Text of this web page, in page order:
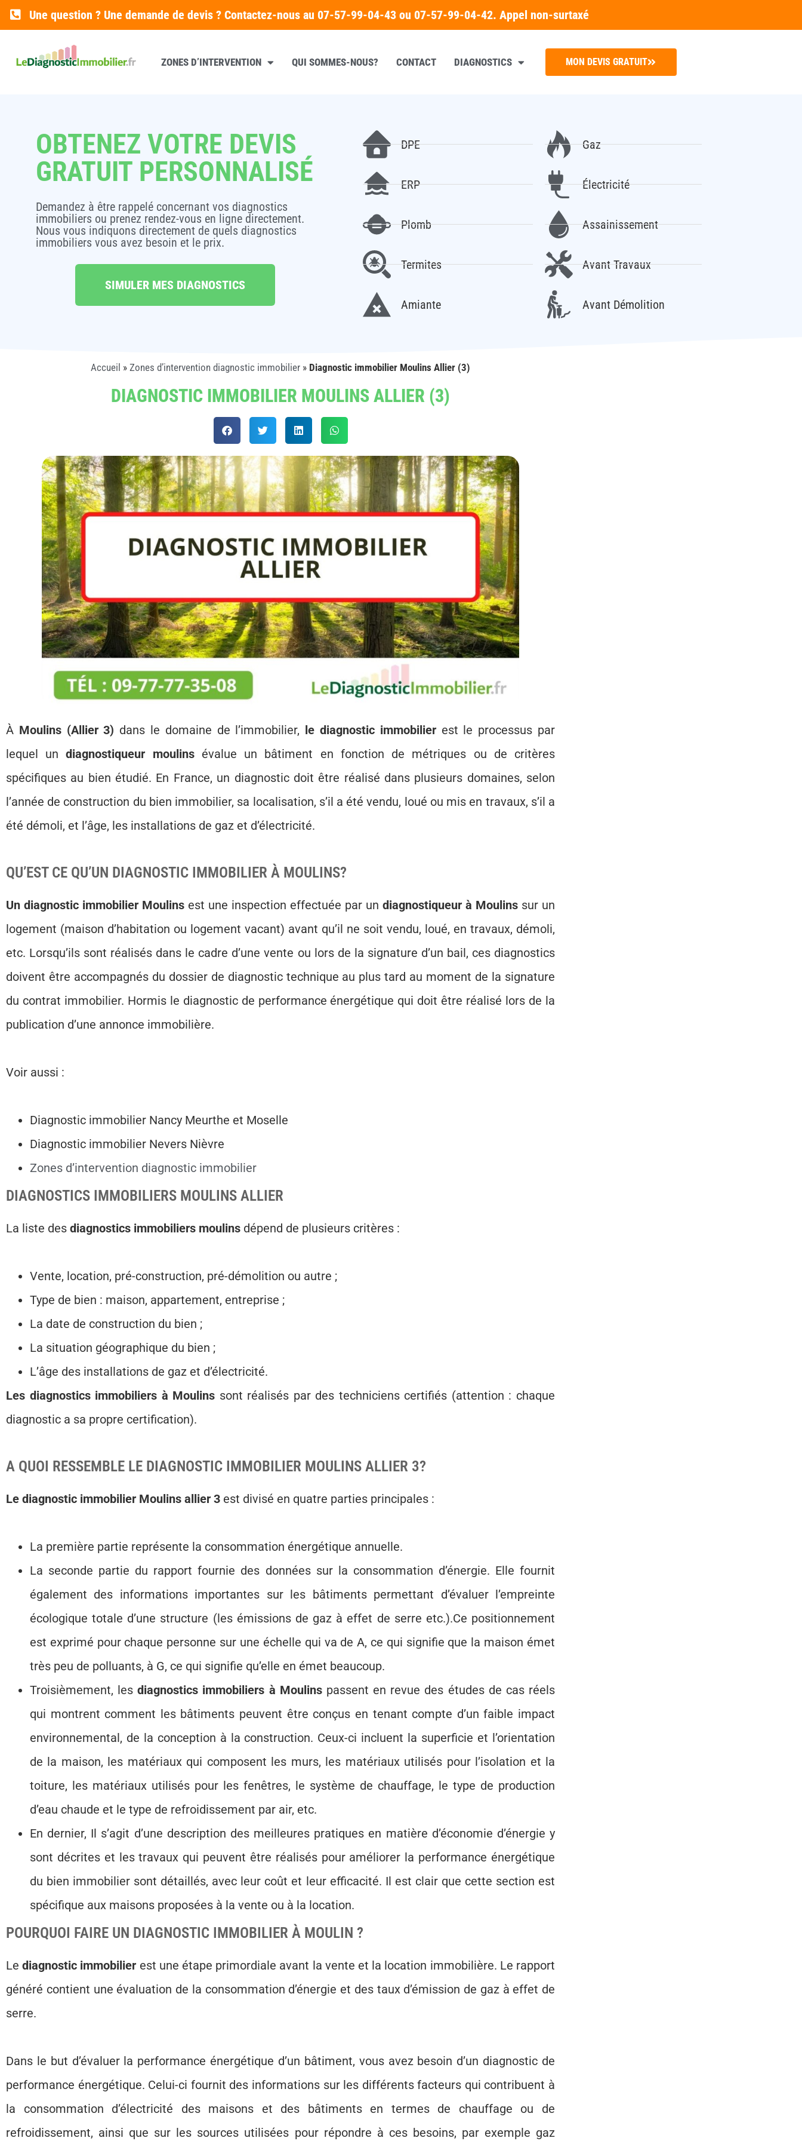
Une question ? Une demande de devis ? Contactez-nous au 07-57-99-04-43 ou 07-57-99-04-42. Appel non-surtaxé
ZONES D’INTERVENTION QUI SOMMES-NOUS? CONTACT DIAGNOSTICS MON DEVIS GRATUIT
OBTENEZ VOTRE DEVIS
GRATUIT PERSONNALISÉ
Demandez à être rappelé concernant vos diagnostics
immobiliers ou prenez rendez-vous en ligne directement.
Nous vous indiquons directement de quels diagnostics
immobiliers vous avez besoin et le prix.
SIMULER MES DIAGNOSTICS
DPE
ERP
Plomb
Termites
Amiante
Gaz
Électricité
Assainissement
Avant Travaux
Avant Démolition
Accueil » Zones d’intervention diagnostic immobilier » Diagnostic immobilier Moulins Allier (3)
DIAGNOSTIC IMMOBILIER MOULINS ALLIER (3)
À Moulins (Allier 3) dans le domaine de l’immobilier, le diagnostic immobilier est le processus par
lequel undiagnostiqueur moulinsévalue un bâtiment en fonction de métriques ou de critères
spécifiques au bien étudié. En France, un diagnostic doit être réalisé dans plusieurs domaines, selon
l’année de construction du bien immobilier, sa localisation, s’il a été vendu, loué ou mis en travaux, s’il a
été démoli, et l’âge, les installations de gaz et d’électricité.
QU’EST CE QU’UN DIAGNOSTIC IMMOBILIER À MOULINS?
Un diagnostic immobilier Moulins est une inspection effectuée par un diagnostiqueur à Moulins sur un
logement (maison d’habitation ou logement vacant) avant qu’il ne soit vendu, loué, en travaux, démoli,
etc. Lorsqu’ils sont réalisés dans le cadre d’une vente ou lors de la signature d’un bail, ces diagnostics
doivent être accompagnés du dossier de diagnostic technique au plus tard au moment de la signature
du contrat immobilier. Hormis le diagnostic de performance énergétique qui doit être réalisé lors de la
publication d’une annonce immobilière.
Voir aussi :
Diagnostic immobilier Nancy Meurthe et Moselle
Diagnostic immobilier Nevers Nièvre
Zones d’intervention diagnostic immobilier
DIAGNOSTICS IMMOBILIERS MOULINS ALLIER
La liste des diagnostics immobiliers moulins dépend de plusieurs critères :
Vente, location, pré-construction, pré-démolition ou autre ;
Type de bien : maison, appartement, entreprise ;
La date de construction du bien ;
La situation géographique du bien ;
L’âge des installations de gaz et d’électricité.
Les diagnostics immobiliers à Moulins sont réalisés par des techniciens certifiés (attention : chaque
diagnostic a sa propre certification).
A QUOI RESSEMBLE LE DIAGNOSTIC IMMOBILIER MOULINS ALLIER 3?
Le diagnostic immobilier Moulins allier 3 est divisé en quatre parties principales :
La première partie représente la consommation énergétique annuelle.
La seconde partie du rapport fournie des données sur la consommation d’énergie. Elle fournit
également des informations importantes sur les bâtiments permettant d’évaluer l’empreinte
écologique totale d’une structure (les émissions de gaz à effet de serre etc.).Ce positionnement
est exprimé pour chaque personne sur une échelle qui va de A, ce qui signifie que la maison émet
très peu de polluants, à G, ce qui signifie qu’elle en émet beaucoup.
Troisièmement, lesdiagnostics immobiliers à Moulinspassent en revue des études de cas réels
qui montrent comment les bâtiments peuvent être conçus en tenant compte d’un faible impact
environnemental, de la conception à la construction. Ceux-ci incluent la superficie et l’orientation
de la maison, les matériaux qui composent les murs, les matériaux utilisés pour l’isolation et la
toiture, les matériaux utilisés pour les fenêtres, le système de chauffage, le type de production
d’eau chaude et le type de refroidissement par air, etc.
En dernier, Il s’agit d’une description des meilleures pratiques en matière d’économie d’énergie y
sont décrites et les travaux qui peuvent être réalisés pour améliorer la performance énergétique
du bien immobilier sont détaillés, avec leur coût et leur efficacité. Il est clair que cette section est
spécifique aux maisons proposées à la vente ou à la location.
POURQUOI FAIRE UN DIAGNOSTIC IMMOBILIER À MOULIN ?
Lediagnostic immobilier est une étape primordiale avant la vente et la location immobilière. Le rapport
généré contient une évaluation de la consommation d’énergie et des taux d’émission de gaz à effet de
serre.
Dans le but d’évaluer la performance énergétique d’un bâtiment, vous avez besoin d’un diagnostic de
performance énergétique. Celui-ci fournit des informations sur les différents facteurs qui contribuent à
la consommation d’électricité des maisons et des bâtiments en termes de chauffage ou de
refroidissement, ainsi que sur les sources utilisées pour répondre à ces besoins, par exemple gaz